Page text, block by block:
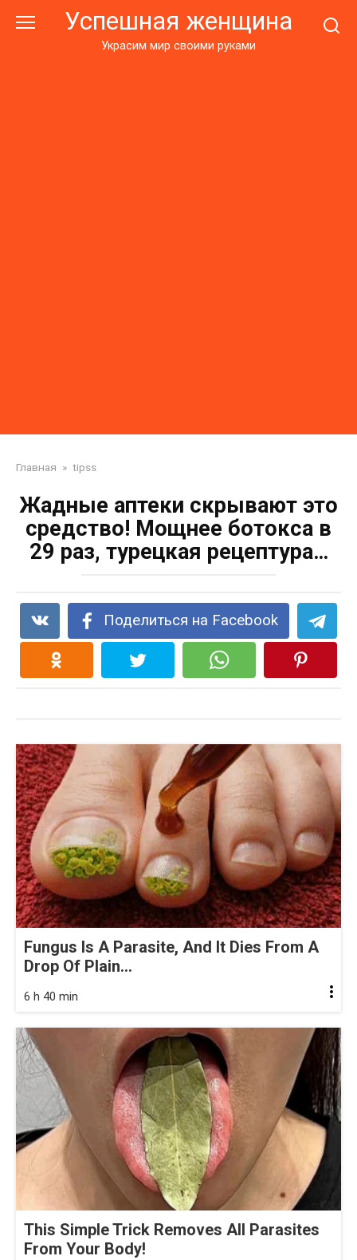
Успешная женщина
Украсим мир своими руками
Главная » tipss
Жадные аптеки скрывают это
средство! Мощнее ботокса в
29 раз, турецкая рецептура…
Поделиться на Facebook
Fungus Is A Parasite, And It Dies From A
Drop Of Plain...
6 h 40 min
This Simple Trick Removes All Parasites
From Your Body!